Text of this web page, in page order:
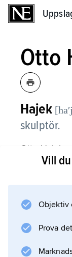
Otto
Hajek
skulptör.
Otto Hajek
skulpturstil
Vill
Objektiv
Prova